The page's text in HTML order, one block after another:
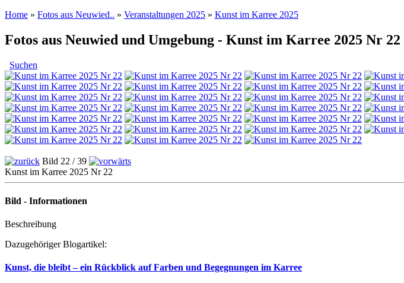
Home » Fotos aus Neuwied.. » Veranstaltungen 2025 » Kunst im Karree 2025
Fotos aus Neuwied und Umgebung - Kunst im Karree 2025 Nr 22
Suchen
Bild 22 / 39
Kunst im Karree 2025 Nr 22
Bild - Informationen
Beschreibung
Dazugehöriger Blogartikel:
Kunst, die bleibt – ein Rückblick auf Farben und Begegnungen im Karree